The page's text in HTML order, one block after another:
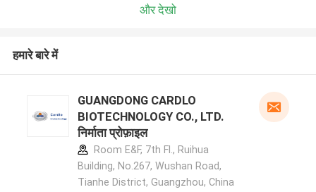
और देखो
हमारे बारे में
GUANGDONG CARDLO
BIOTECHNOLOGY CO., LTD.
निर्माता प्रोफ़ाइल
Room E&F, 7th Fl., Ruihua
Building, No.267, Wushan Road,
Tianhe District, Guangzhou, China